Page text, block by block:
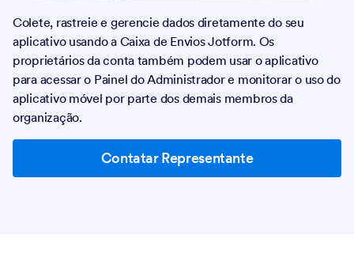
Colete, rastreie e gerencie dados diretamente do seu
aplicativo usando a Caixa de Envios Jotform. Os
proprietários da conta também podem usar o aplicativo
para acessar o Painel do Administrador e monitorar o uso do
aplicativo móvel por parte dos demais membros da
organização.
Contatar Representante